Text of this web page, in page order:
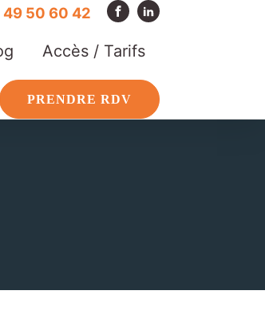
49 50 60 42
Accès / Tarifs
PRENDRE RDV